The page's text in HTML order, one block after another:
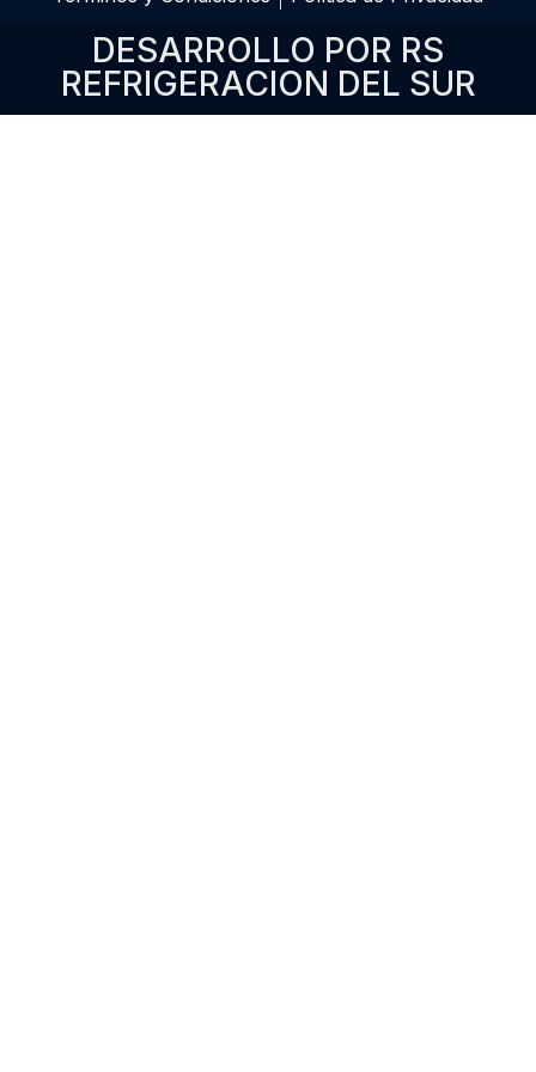
DESARROLLO POR RS
REFRIGERACION DEL SUR